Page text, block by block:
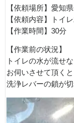
【依頼場所】愛知
【依頼内容】トイ
【作業時間】30分
【作業前の状況】
トイレの水が流せ
お伺いさせて頂くと
洗浄レバーの鎖が